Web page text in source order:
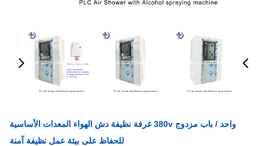
واحد / باب مزدوج 380v غرفة نظيفة دش الهواء المعدات الأساسية
للحفاظ على بيئة عمل نظيفة آمنة